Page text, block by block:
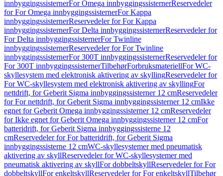
innbyggingssisternerFor Omega innbyggingssisternerReservedeler
for For Omega innbyggingssisternerFor Kappa
innbyggingssisternerReservedeler for For Kappa
innbyggingssisternerFor Delta innbyggingssisternerReservedeler for
For Delta innbyggingssisternerFor Twinline
innbyggingssisternerReservedeler for For Twinline
innbyggingssisternerFor 300T innbyggingssisternerReservedeler for
For 300T innbyggingssisternerTilbehørForbruksmateriellFor WC-
skyllesystem med elektronisk aktivering av skyllingReservedeler for
For WC-skyllesystem med elektronisk aktivering av skyllingFor
nettdrift, for Geberit Sigma innbyggingssisterner 12 cmReservedeler
for For nettdrift, for Geberit Sigma innbyggingssisterner 12 cmIkke
egnet for Geberit Omega innbyggingssisterner 12 cmReservedeler
for Ikke egnet for Geberit Omega innbyggingssisterner 12 cmFor
batteridrift, for Geberit Sigma innbyggingssisterne 12
cmReservedeler for For batteridrift, for Geberit Sigma
innbyggingssisterne 12 cmWC-skyllesystemer med pneumatisk
aktivering av skyllReservedeler for WC-skyllesystemer med
pneumatisk aktivering av skyllFor dobbeltskyllReservedeler for For
dobbeltskyllFor enkeltskyllReservedeler for For enkeltskyllTilbehør